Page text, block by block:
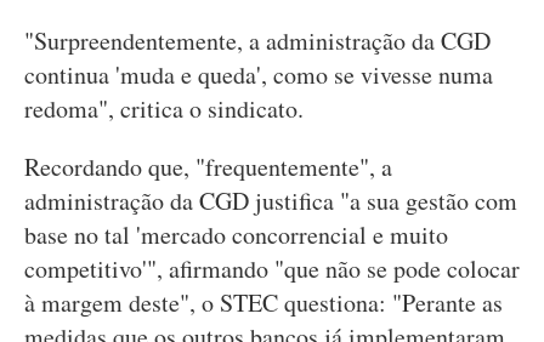
"Surpreendentemente, a administração da CGD
continua 'muda e queda', como se vivesse numa
redoma", critica o sindicato.
Recordando que, "frequentemente", a
administração da CGD justifica "a sua gestão com
base no tal 'mercado concorrencial e muito
competitivo'", afirmando "que não se pode colocar
à margem deste", o STEC questiona: "Perante as